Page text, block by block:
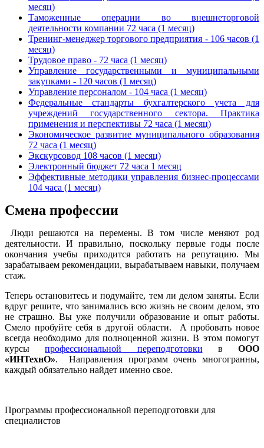
месяц)
Таможенные операции во внешнеторговой
деятельности компании 72 часа (1 месяц)
Тренинг-менеджер торгового предприятия - 106 часов (1
месяц)
Трудовое право - 72 часа (1 месяц)
Управление государственными и муниципальными
закупками - 120 часов (1 месяц)
Управление персоналом - 104 часа (1 месяц)
Федеральные стандарты бухгалтерского учета для
учреждений государственного сектора. Практика
применения и перспективы 72 часа (1 месяц)
Экономическое развитие муниципального образования
72 часа (1 месяц)
Экскурсовод 108 часов (1 месяц)
Электронный бюджет 72 часа 1 месяц
Эффективные методики управления бизнес-процессами
104 часа (1 месяц)
Смена профессии
Люди решаются на перемены. В том числе меняют род
деятельности. И правильно, поскольку первые годы после
окончания учебы приходится работать на репутацию. Мы
зарабатываем рекомендации, вырабатываем навыки, получаем
стаж.
Теперь остановитесь и подумайте, тем ли делом заняты. Если
вдруг решите, что занимались всю жизнь не своим делом, это
не страшно. Вы уже получили образование и опыт работы.
Смело пробуйте себя в другой области. А пробовать новое
всегда необходимо для полноценной жизни. В этом помогут
курсыпрофессиональной переподготовки в ООО
«ИНТехнО». Направления программ очень многогранны,
каждый обязательно найдет именно свое.
Программы профессиональной переподготовки для
специалистов